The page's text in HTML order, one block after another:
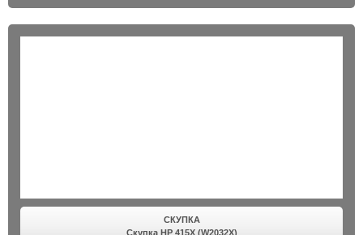
СКУПКА
Скупка HP 415X (W2032X)